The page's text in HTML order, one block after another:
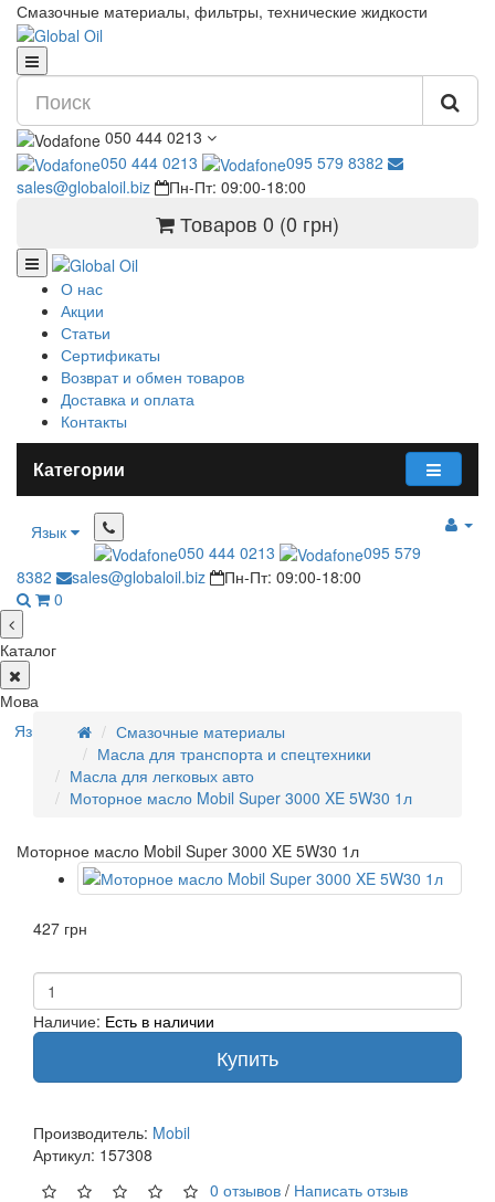
Смазочные материалы, фильтры, технические жидкости
050 444 0213
050 444 0213
095 579 8382
sales@globaloil.biz
Пн-Пт: 09:00-18:00
Товаров 0 (0 грн)
О нас
Акции
Статьи
Сертификаты
Возврат и обмен товаров
Доставка и оплата
Контакты
Категории
Язык
050 444 0213
095 579
8382
sales@globaloil.biz
Пн-Пт: 09:00-18:00
0
Каталог
Мова
Язык
Смазочные материалы
Масла для транспорта и спецтехники
Масла для легковых авто
Моторное масло Mobil Super 3000 XE 5W30 1л
Моторное масло Mobil Super 3000 XE 5W30 1л
427 грн
Наличие: Есть в наличии
Купить
Производитель: Mobil
Артикул: 157308
0 отзывов / Написать отзыв